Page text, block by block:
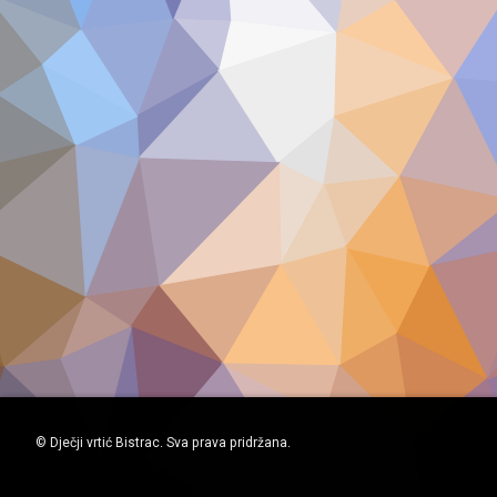
© Dječji vrtić Bistrac. Sva prava pridržana.